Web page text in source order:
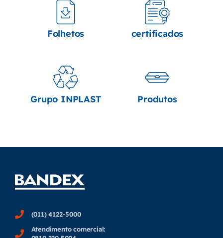
Folhetos certificados
Grupo INPLAST Produtos
(011) 4122-5000
Atendimento comercial: